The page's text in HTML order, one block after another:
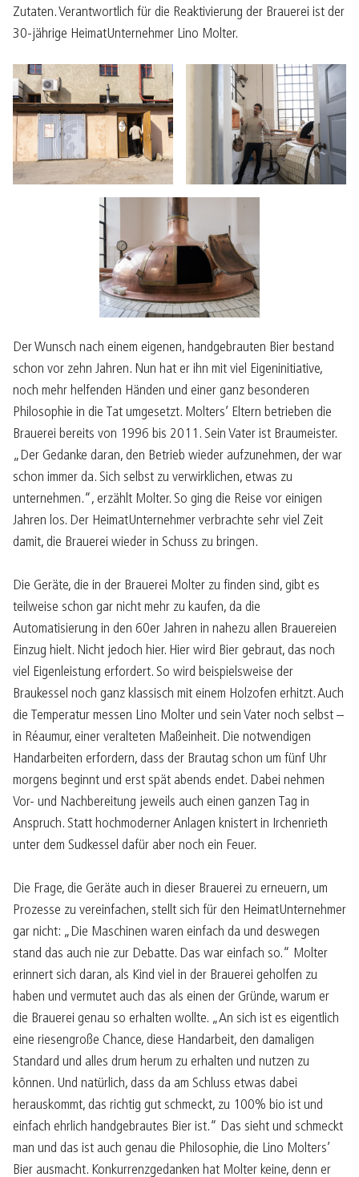
Zutaten. Verantwortlich für die Reaktivierung der Brauerei ist der
30-jährige HeimatUnternehmer Lino Molter.
Der Wunsch nach einem eigenen, handgebrauten Bier bestand
schon vor zehn Jahren. Nun hat er ihn mit viel Eigeninitiative,
noch mehr helfenden Händen und einer ganz besonderen
Philosophie in die Tat umgesetzt. Molters’ Eltern betrieben die
Brauerei bereits von 1996 bis 2011. Sein Vater ist Braumeister.
„Der Gedanke daran, den Betrieb wieder aufzunehmen, der war
schon immer da. Sich selbst zu verwirklichen, etwas zu
unternehmen.“, erzählt Molter. So ging die Reise vor einigen
Jahren los. Der HeimatUnternehmer verbrachte sehr viel Zeit
damit, die Brauerei wieder in Schuss zu bringen.
Die Geräte, die in der Brauerei Molter zu finden sind, gibt es
teilweise schon gar nicht mehr zu kaufen, da die
Automatisierung in den 60er Jahren in nahezu allen Brauereien
Einzug hielt. Nicht jedoch hier. Hier wird Bier gebraut, das noch
viel Eigenleistung erfordert. So wird beispielsweise der
Braukessel noch ganz klassisch mit einem Holzofen erhitzt. Auch
die Temperatur messen Lino Molter und sein Vater noch selbst –
in Réaumur, einer veralteten Maßeinheit. Die notwendigen
Handarbeiten erfordern, dass der Brautag schon um fünf Uhr
morgens beginnt und erst spät abends endet. Dabei nehmen
Vor- und Nachbereitung jeweils auch einen ganzen Tag in
Anspruch. Statt hochmoderner Anlagen knistert in Irchenrieth
unter dem Sudkessel dafür aber noch ein Feuer.
Die Frage, die Geräte auch in dieser Brauerei zu erneuern, um
Prozesse zu vereinfachen, stellt sich für den HeimatUnternehmer
gar nicht: „Die Maschinen waren einfach da und deswegen
stand das auch nie zur Debatte. Das war einfach so.“ Molter
erinnert sich daran, als Kind viel in der Brauerei geholfen zu
haben und vermutet auch das als einen der Gründe, warum er
die Brauerei genau so erhalten wollte. „An sich ist es eigentlich
eine riesengroße Chance, diese Handarbeit, den damaligen
Standard und alles drum herum zu erhalten und nutzen zu
können. Und natürlich, dass da am Schluss etwas dabei
herauskommt, das richtig gut schmeckt, zu 100% bio ist und
einfach ehrlich handgebrautes Bier ist.“ Das sieht und schmeckt
man und das ist auch genau die Philosophie, die Lino Molters’
Bier ausmacht. Konkurrenzgedanken hat Molter keine, denn er